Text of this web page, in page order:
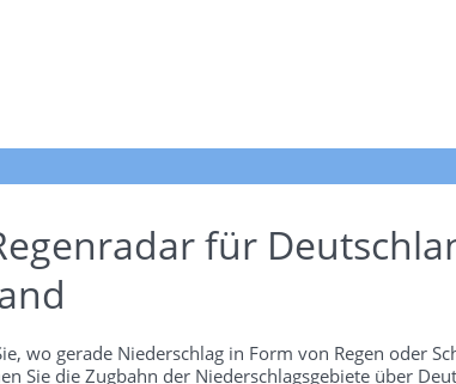
für
wo gerade Niederschlag in Form von Regen oder
Sie die Zugbahn der Niederschlagsgebiete über